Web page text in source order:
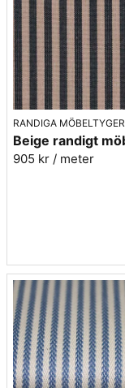
RANDIGA MÖBELTYGER
905 kr / meter